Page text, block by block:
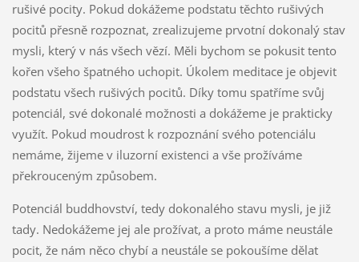
rušivé pocity. Pokud dokážeme podstatu těchto rušivých
pocitů přesně rozpoznat, zrealizujeme prvotní dokonalý stav
mysli, který v nás všech vězí. Měli bychom se pokusit tento
kořen všeho špatného uchopit. Úkolem meditace je objevit
podstatu všech rušivých pocitů. Díky tomu spatříme svůj
potenciál, své dokonalé možnosti a dokážeme je prakticky
využít. Pokud moudrost k rozpoznání svého potenciálu
nemáme, žijeme v iluzorní existenci a vše prožíváme
překrouceným způsobem.
Potenciál buddhovství, tedy dokonalého stavu mysli, je již
tady. Nedokážeme jej ale prožívat, a proto máme neustále
pocit, že nám něco chybí a neustále se pokoušíme dělat